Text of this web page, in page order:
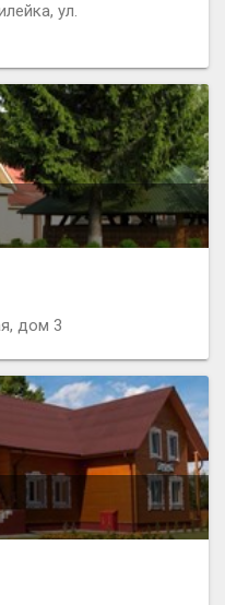
ул.
дом 3